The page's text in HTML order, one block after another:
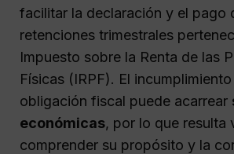
facilitar la declaración y el pago
retenciones trimestrales
Impuesto sobre la Renta de las
Físicas (IRPF). El
obligación fiscal puede acarrear
económicas, por lo que resulta
comprender su propósito y la